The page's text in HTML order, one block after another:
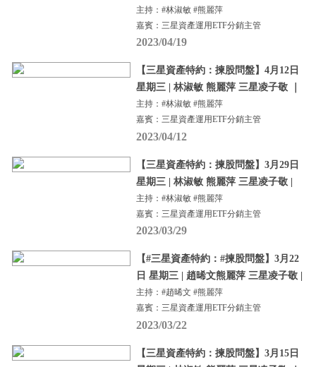
主持：#林淑敏 #熊麗萍
嘉賓：三星資產運用ETF分銷主管
2023/04/19
【三星資產特約：揀股問盤】4月12日
星期三 | 林淑敏 熊麗萍 三星凌子敬 ｜
主持：#林淑敏 #熊麗萍
嘉賓：三星資產運用ETF分銷主管
2023/04/12
【三星資產特約：揀股問盤】3月29日
星期三 | 林淑敏 熊麗萍 三星凌子敬 |
主持：#林淑敏 #熊麗萍
嘉賓：三星資產運用ETF分銷主管
2023/03/29
【#三星資產特約：#揀股問盤】3月22
日 星期三 | 趙晞文熊麗萍 三星凌子敬 |
主持：#趙晞文 #熊麗萍
嘉賓：三星資產運用ETF分銷主管
2023/03/22
【三星資產特約：揀股問盤】3月15日